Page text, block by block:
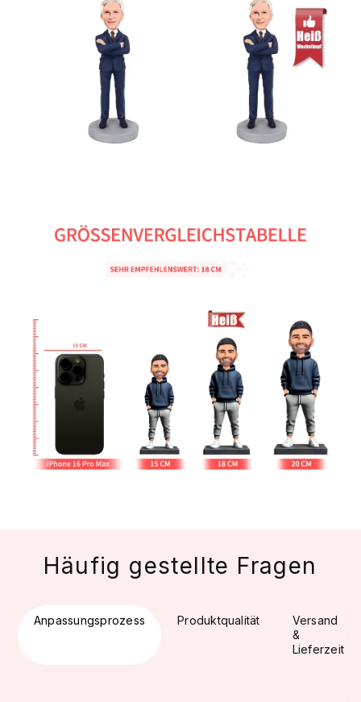
Häufig gestellte Fragen
Anpassungsprozess Produktqualität
Versand
&
Lieferzeit